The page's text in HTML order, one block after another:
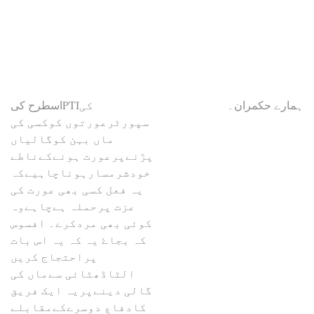
Post
navigation
‏اسطرح کیPTIکی
سپورٹرعورتوں کوکسی کی
ماں بہن کوگالیاں
پڑنےپرعورت ہونےکےناطے
خودشرمسارہوناچاہیےکہ
یہ فعل کسی بھی عورت کی
عزت پرحملہ ہےچاہےوہ
کوئی بھی مردکرے۔ افسوس
کہ بجاۓ یہ کہ یہ اس بات
پراحتجاج کریں
الٹاڈھٹائی سےماں کی
گالی دینےپریہ ایک فریق
کادفاع دوسرےکےمقابلے
ہمارے حکمران۔